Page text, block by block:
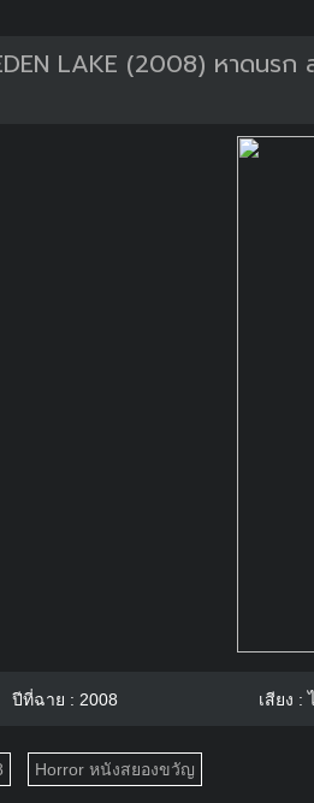
LAKE (2008) หาดนรก
ปีที่ฉาย : 2008 เสียง :
Horror หนังสยองขวัญ